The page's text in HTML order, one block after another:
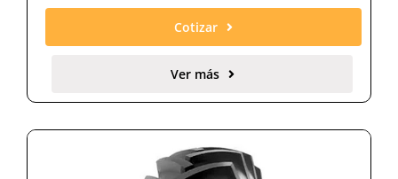
Cotizar
Ver más